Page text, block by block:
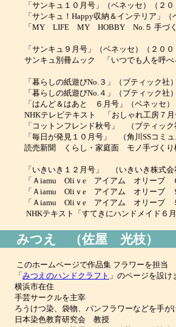
サンキュ１０月号」（ベネッセ）（２００
サンキュ！Happy収納＆インテリア」（ベ
MY LIFE MY HOBBY No.５ 手づくり便
２００６
サンキュ９月号」（ベネッセ）（２００６
ンキュ別冊ムック 「いつでも人を呼べる
２００６
暮らしの紙遊びNo.３」（ブティック社）
暮らしの紙遊びNo.４」（ブティック社）
はんど＆はあと ６月号」（ベネッセ）
テレビテキスト 「おしゃれ工房７月号
コットンフレンド秋号」 （ブティック社
毎日が発見１０月号」 （角川SSコミュニ
売新聞 くらし・家庭面 モノ手づくり欄
バンド
いきいき１２月号」 （いきいき株式会社
Ａiamu Oliｖe アイアム オリーブ ６月
Ａiamu Oliｖe アイアム オリーブ ９月
Ａiamu Oliｖe アイアム オリーブ ５月
テキスト「すてきにハンドメイド６月号
みつえ （佐屋 光枝）
このホームページで作品集 フラワーを担当
みつえのハンドクラフト 」のページを設
浜市在住
芸サークルを主宰
うけつ染、袋物、パンフラワーなどを手が
本染色教育研究会 教授